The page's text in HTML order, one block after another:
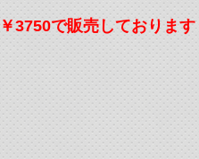
3750で販売しております